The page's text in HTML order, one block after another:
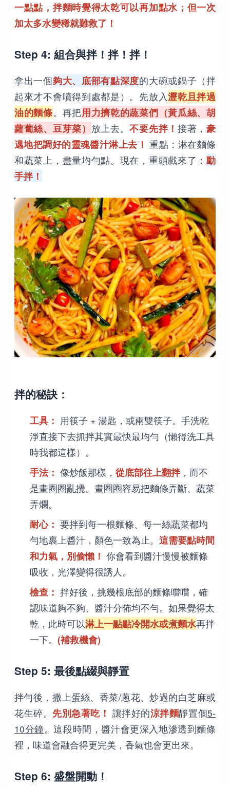
一點點，拌麵時覺得太乾可以再加點水；但一次
加太多水變稀就難救了！
Step 4: 組合與拌！拌！拌！
拿出一個夠大、底部有點深度的大碗或鍋子（拌
起來才不會噴得到處都是）。先放入瀝乾且拌過
油的麵條。再把用力擠乾的蔬菜們（黃瓜絲、胡
蘿蔔絲、豆芽菜） 放上去。不要先拌！ 接著，豪
邁地把調好的靈魂醬汁淋上去！ 重點：淋在麵條
和蔬菜上，盡量均勻點。現在，重頭戲來了： 動
手拌！
拌的秘訣：
工具： 用筷子 + 湯匙，或兩雙筷子。手洗乾
淨直接下去抓拌其實最快最均勻（懶得洗工具
時我都這樣）。
手法： 像炒飯那樣， 從底部往上翻拌，而不
是畫圈圈亂攪。畫圈圈容易把麵條弄斷、蔬菜
弄爛。
耐心： 要拌到每一根麵條、每一絲蔬菜都均
勻地裹上醬汁，顏色一致為止。 這需要點時間
和力氣，別偷懶！ 你會看到醬汁慢慢被麵條
吸收，光澤變得很誘人。
檢查： 拌好後，挑幾根底部的麵條嚐嚐，確
認味道夠不夠、醬汁分佈均不勻。如果覺得太
乾，此時可以淋上一點點冷開水或煮麵水再拌
一下。 (補救機會)
Step 5: 最後點綴與靜置
拌勻後，撒上蛋絲、香菜/蔥花、炒過的白芝麻或
花生碎。 先別急著吃！ 讓拌好的涼拌麵靜置個5-
10分鐘。這段時間，醬汁會更深入地滲透到麵條
裡，味道會融合得更完美，香氣也會更出來。
Step 6: 盛盤開動！